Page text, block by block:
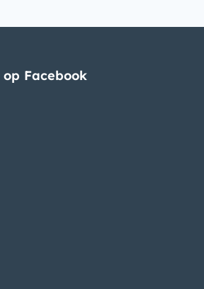
op Facebook